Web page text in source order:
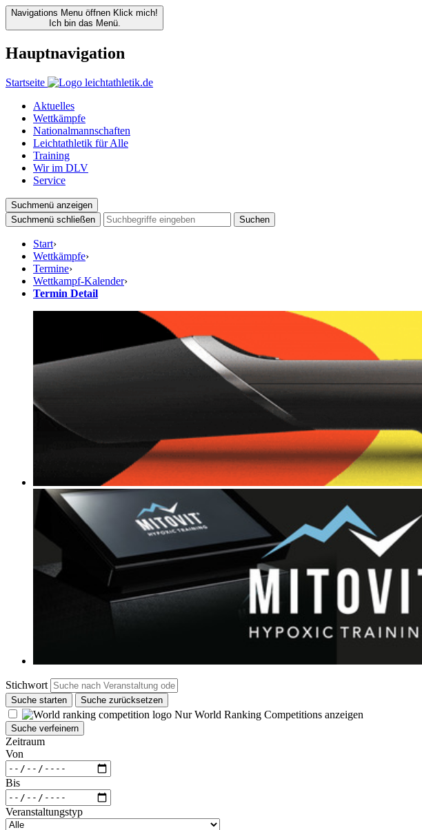
Navigations Menu öffnen Klick mich!
Ich bin das Menü.
Hauptnavigation
Startseite
Aktuelles
Wettkämpfe
Nationalmannschaften
Leichtathletik für Alle
Training
Wir im DLV
Service
Suchmenü anzeigen
Suchmenü schließen
Suchen
Start›
Wettkämpfe›
Termine›
Wettkampf-Kalender›
Termin Detail
Stichwort
Suche starten Suche zurücksetzen
Nur World Ranking Competitions anzeigen
Suche verfeinern
Zeitraum
Von
Bis
Veranstaltungstyp